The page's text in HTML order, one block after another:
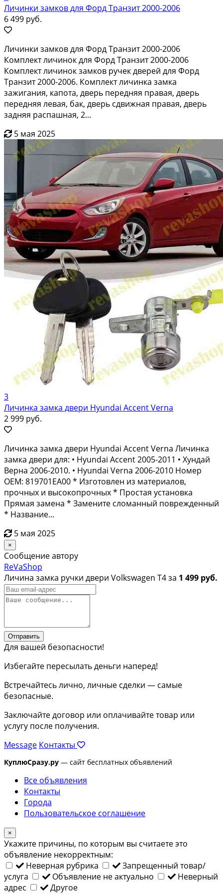
Личинки замков для Форд Транзит 2000-2006
6 499 руб.
Личинки замков для Форд Транзит 2000-2006
Комплект личинок для Форд Транзит 2000-2006
Комплект личинок замков ручек дверей для Форд
Транзит 2000-2006. Комплект личинка замка
зажигания, капота, дверь передняя правая, дверь
передняя левая, бак, дверь сдвижная правая, дверь
задняя распашная, 2...
5 мая 2025
3
Личинка замка двери Hyundai Accent Vеrna
2 999 руб.
Личинка замка двери Hyundai Accent Vеrna Личинка
зaмкa двеpи для: • Hyundai Accent 2005-2011 • Хундай
Верна 2006-2010. • Нyundai Vеrna 2006-2010 Номep
OEM: 819701EA00 * Изготовлен из материалов,
прочных и высокопрочных * Простая установка
Прямая замена * Замените сломанный поврежденный
* Название...
5 мая 2025
×
Сообщение автору
ReVaShop
Личина замка ручки двери Volkswagen T4 за 1 499 руб.
Отправить
Для вашей безопасности!
Избегайте пересылать деньги наперед!
Встречайтесь лично, личные сделки — самые
безопасные.
Заключайте договор или оплачивайте товар или
услугу после получения.
Message Контакты
КуплюСразу.ру — сайт бесплатных объявлений
Все объявления
Контакты
Города
Пользовательское соглашение
×
Укажите причины, по которым вы считаете это
объявление некорректным:
Неверная рубрика
Запрещенный товар/
услуга
Объявление не актуально
Неверный
адрес
Другое